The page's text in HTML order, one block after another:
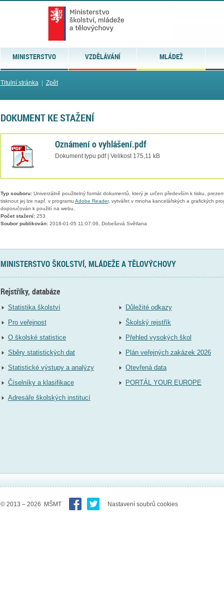
MINISTERSTVO VZDĚLÁVÁNÍ MLÁDEŽ
Titulní stránka| Zpět
DOKUMENT KE STAŽENÍ
Oznámení o vyhlášení.pdf
Dokument typu pdf | Velikost 175,11 kB
Typ souboru:Univerzálně použitelný formát dokumentů, který je určen především k tisku,
tisknout jej lze např. v programu Adobe Reader, vytvářet v mnoha kancelářských a grafických
doporučován k použití na webu.
Počet stažení:253
Soubor publikován:2018-01-05 11:07:06, Dobešová Světlana
MINISTERSTVO ŠKOLSTVÍ, MLÁDEŽE A TĚLOVÝCHOVY
Rejstříky, databáze
Statistika školství
Pro veřejnost
O školské statistice
Sběry statistických dat
Statistické výstupy a analýzy
Číselníky a klasifikace
Adresáře školských institucí
Důležité odkazy
Školský rejstřík
Přehled vysokých škol
Plán veřejných zakázek 2026
Otevřená data
PORTÁL YOUR EUROPE
© 2013 – 2026 MŠMT Nastavení soubrů cookies